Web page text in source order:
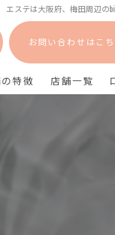
エステは大阪府、梅田周辺の
お問い合わせはこ
特徴 店舗一覧